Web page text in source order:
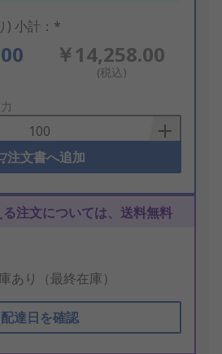
) 小計：*
￥14,258.00
(税込)
注文書へ追加
注文については、送料無料
あり（最終在庫）
配達日を確認